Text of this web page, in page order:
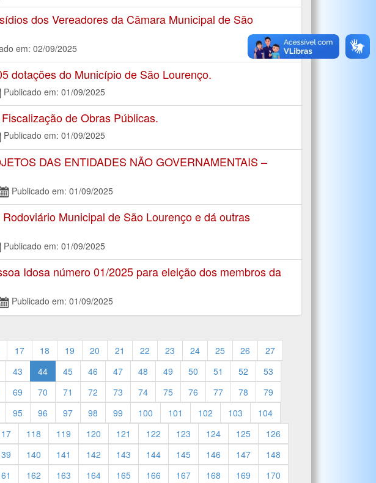
dos Vereadores da Câmara Municipal de São
em: 02/09/2025
dotações do Município de São Lourenço.
Publicado em: 01/09/2025
de Obras Públicas.
Publicado em: 01/09/2025
DAS ENTIDADES NÃO GOVERNAMENTAIS –
Publicado em: 01/09/2025
Municipal de São Lourenço e dá outras
Publicado em: 01/09/2025
Idosa número 01/2025 para eleição dos membros da
Publicado em: 01/09/2025
17 18 19 20 21 22 23 24 25 26
27
43 44 45 46 47 48 49 50 51 52
53
69 70 71 72 73 74 75 76 77 78
79
95 96 97 98 99 100 101 102 103
104
118 119 120 121 122 123 124 125
126
140 141 142 143 144 145 146 147
148
162 163 164 165 166 167 168 169 170